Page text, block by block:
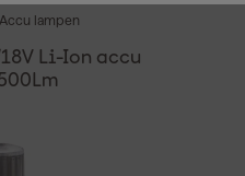
Accu lampen
Li-Ion accu